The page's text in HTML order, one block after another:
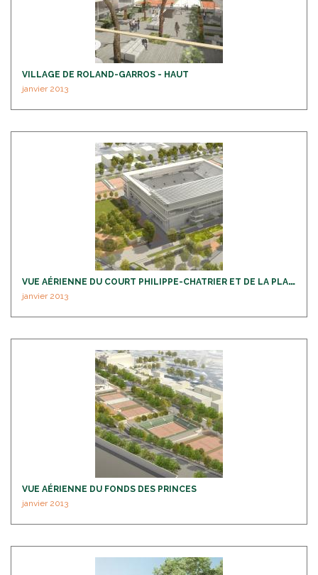
VILLAGE DE ROLAND-GARROS - HAUT
janvier 2013
V
UE AÉRIENNE DU COURT PHILIPPE-CHATRIER ET DE LA PLACE DES MOUSQUETAIRES
janvier 2013
VUE AÉRIENNE DU FONDS DES PRINCES
janvier 2013